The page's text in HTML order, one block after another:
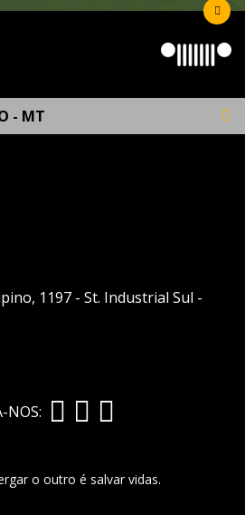
- MT
1197 - St. Industrial Sul -
NOS:
o outro é salvar vidas.